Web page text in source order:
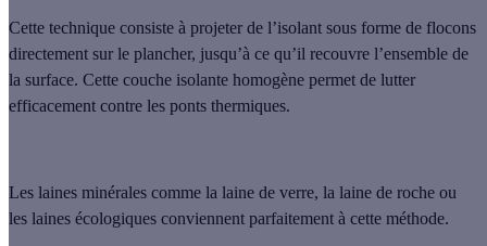
Cette technique consiste à projeter de l’isolant sous forme de flocons
directement sur le plancher, jusqu’à ce qu’il recouvre l’ensemble de
la surface. Cette couche isolante homogène permet de lutter
efficacement contre les ponts thermiques.
Les laines minérales comme la laine de verre, la laine de roche ou
les laines écologiques conviennent parfaitement à cette méthode.